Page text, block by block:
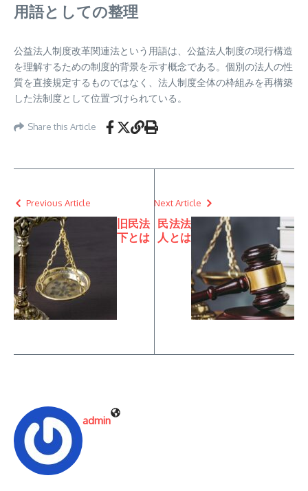
用語としての整理
公益法人制度改革関連法という用語は、公益法人制度の現行構造
を理解するための制度的背景を示す概念である。個別の法人の性
質を直接規定するものではなく、法人制度全体の枠組みを再構築
した法制度として位置づけられている。
Share this Article
Previous Article
旧民法
下とは
Next Article
民法法
人とは
admin